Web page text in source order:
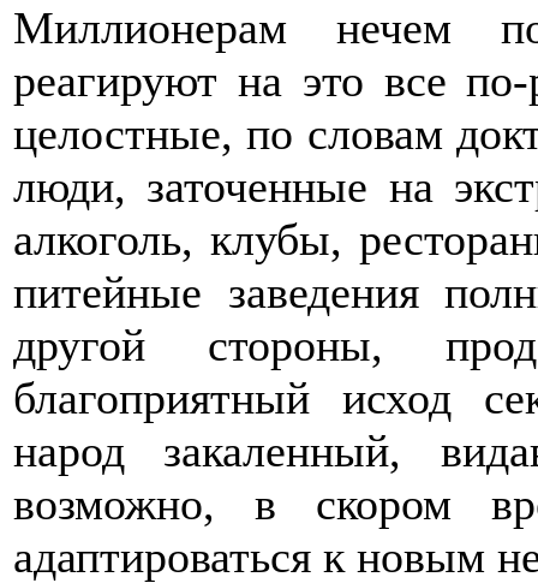
Миллионерам нечем
реагируют на это все
целостные, по словам
люди, заточенные на
алкоголь, клубы,
питейные заведения
другой стороны,
благоприятный исход
народ закаленный,
возможно, в скором
адаптироваться к новым